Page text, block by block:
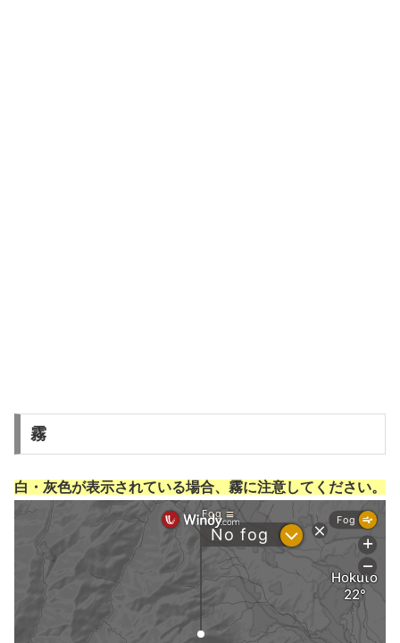
霧
白・灰色が表示されている場合、霧に注意してください。